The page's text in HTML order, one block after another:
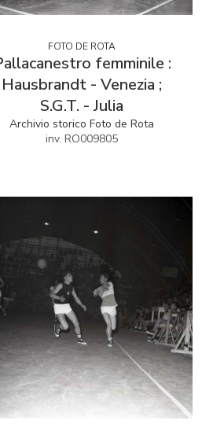
FOTO DE ROTA
femminile :
Hausbrandt - Venezia ;
S.G.T. - Julia
Archivio storico Foto de Rota
inv. RO009805